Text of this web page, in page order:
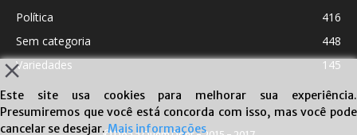
Política
416
Sem categoria
448
Variedades
145
Este site usa cookies para melhorar sua experiência.
Presumiremos que você está concorda com isso, mas você pode
cancelar se desejar.Mais informações